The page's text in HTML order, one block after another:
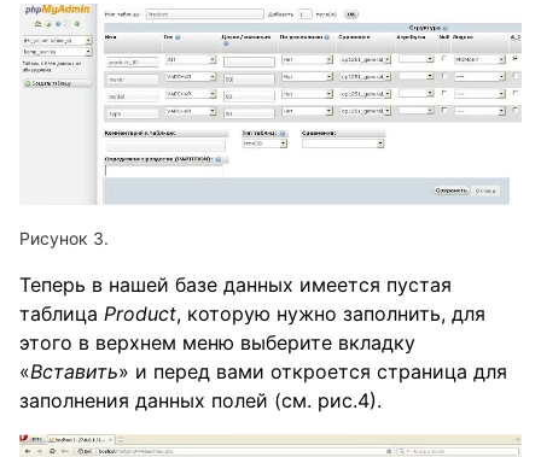
Теперь в нашей базе данных имеется пустая
таблица Product, которую нужно заполнить, для
этого в верхнем меню выберите вкладку
«Вставить» и перед вами откроется страница для
заполнения данных полей (см. рис.4).